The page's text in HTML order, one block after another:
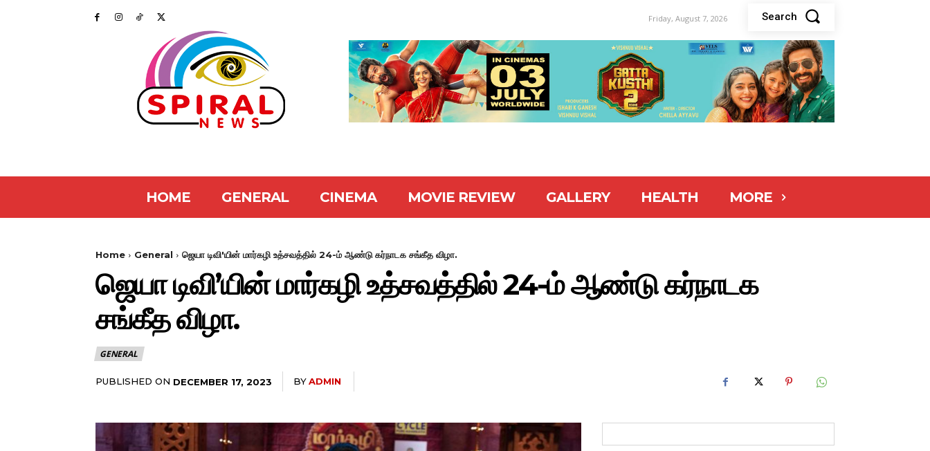
Friday, August 7, 2026 Search
HOME GENERAL CINEMA MOVIE REVIEW GALLERY HEALTH MORE
Home General ஜெயா டிவி'யின் மார்கழி உத்சவத்தில் 24-ம் ஆண்டு கர்நாடக சங்கீத விழா.
ஜெயா டிவி’யின் மார்கழி உத்சவத்தில் 24-ம் ஆண்டு கர்நாடக
சங்கீத விழா.
GENERAL
PUBLISHED ON DECEMBER 17, 2023 BYADMIN